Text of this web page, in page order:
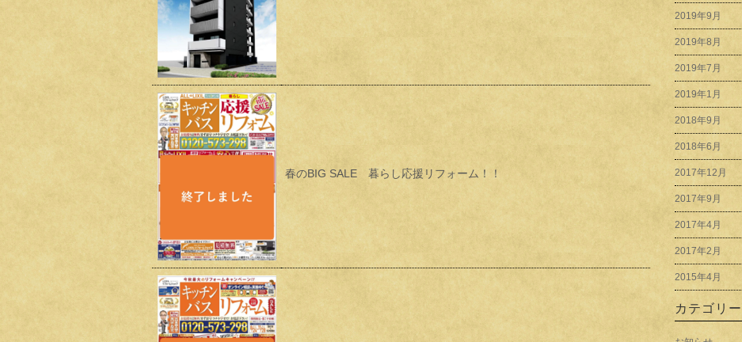
春のBIG SALE 暮らし応援リフォーム！！
2019年9月
2019年8月
2019年7月
2019年1月
2018年9月
2018年6月
2017年12月
2017年9月
2017年4月
2017年2月
2015年4月
カテゴリー